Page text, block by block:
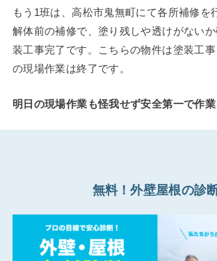
もう1班は、高松市鬼無町にて各所補修を
解体前の補修で、塗り残しや透けがない
装工事完了です。こちらの物件は塗装工
の現場作業は終了です。
明日の現場作業も怪我せず安全第一で作業
無料！外壁屋根の診